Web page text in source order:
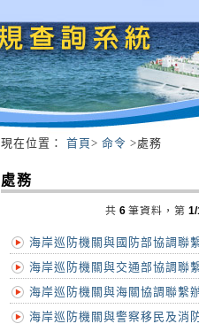
現在位置 ： 首頁> 命令 >處務
處務
共 6 筆資料，第
海岸巡防機關與國防部協調聯
海岸巡防機關與交通部協調聯
海岸巡防機關與海關協調聯繫
海岸巡防機關與警察移民及消